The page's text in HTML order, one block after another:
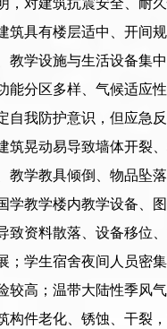
，对建筑抗震安全、耐
筑具有楼层适中、开间规
教学设施与生活设备集
能分区多样、气候适应
自我防护意识，但应急
筑晃动易导致墙体开裂
教学教具倾倒、物品坠
学教学楼内教学设备、
致资料散落、设备移位
；学生宿舍夜间人员密
较高；温带大陆性季风
构件老化、锈蚀、干裂